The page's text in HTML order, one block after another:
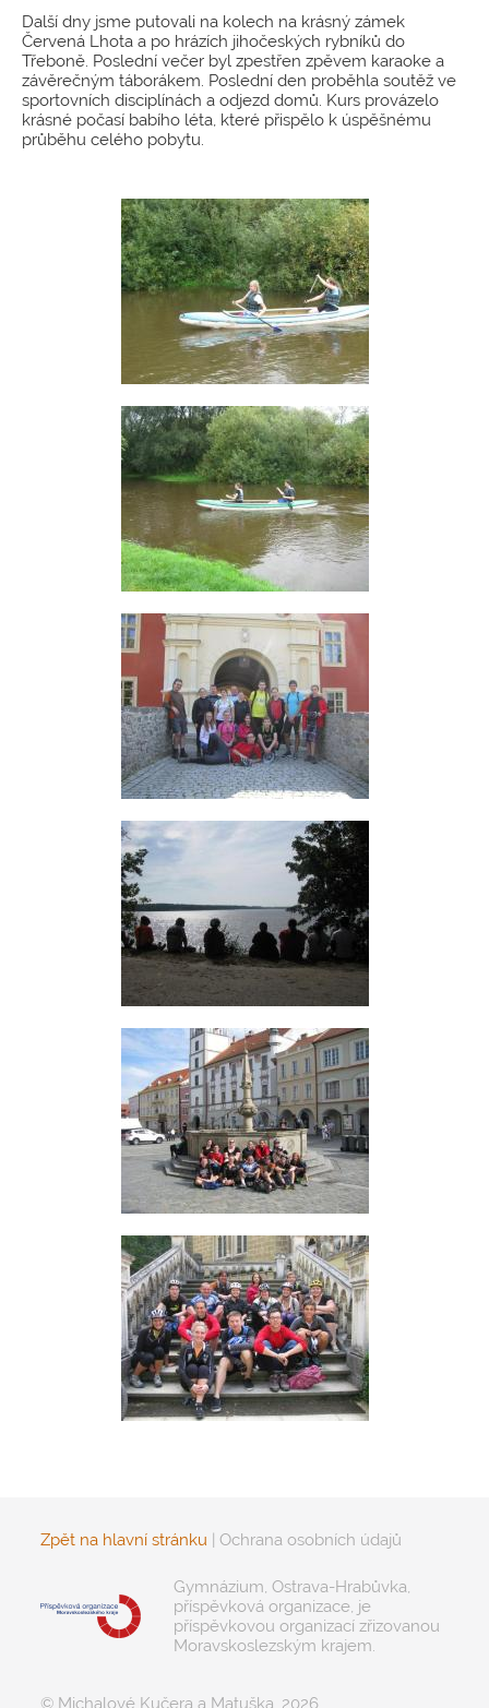
Další dny jsme putovali na kolech na krásný zámek
Červená Lhota a po hrázích jihočeských rybníků do
Třeboně. Poslední večer byl zpestřen zpěvem karaoke a
závěrečným táborákem. Poslední den proběhla soutěž ve
sportovních disciplínách a odjezd domů. Kurs provázelo
krásné počasí babího léta, které přispělo k úspěšnému
průběhu celého pobytu.
Zpět na hlavní stránku | Ochrana osobních údajů
Gymnázium, Ostrava-Hrabůvka,
příspěvková organizace, je
příspěvkovou organizací zřizovanou
Moravskoslezským krajem.
© Michalové Kučera a Matuška, 2026